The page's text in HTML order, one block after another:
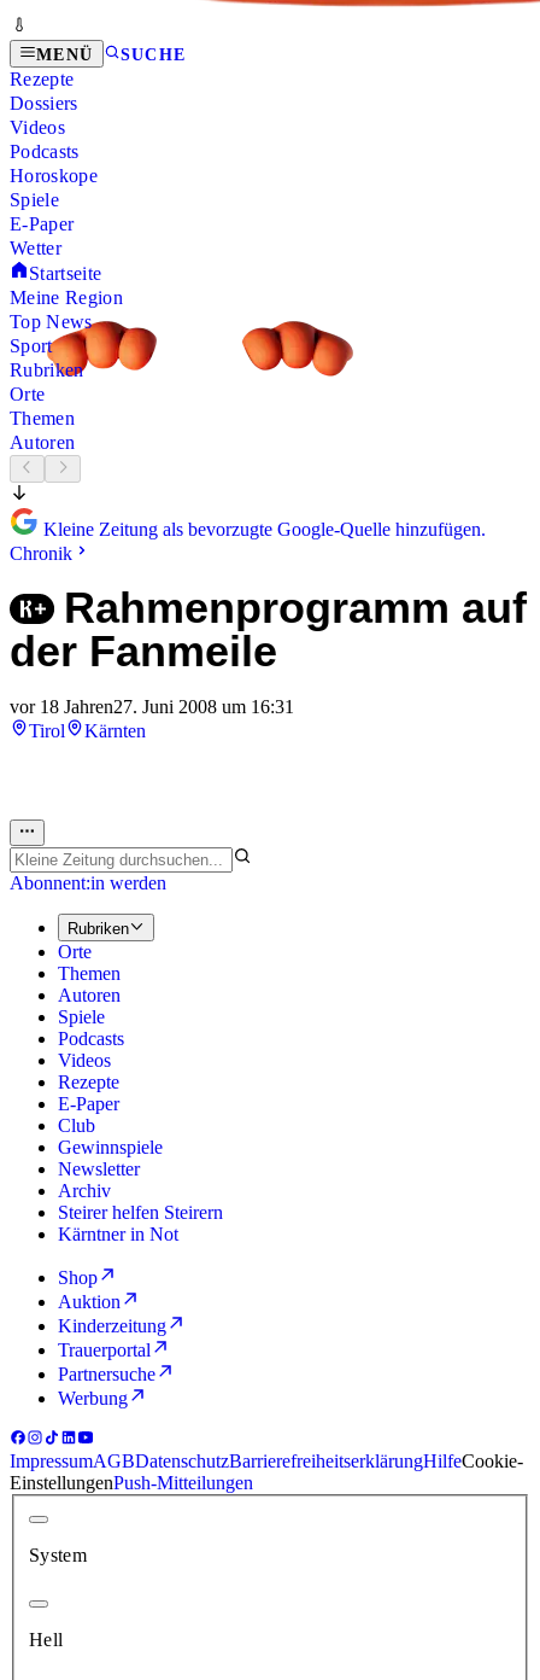
MENÜ SUCHE
Rezepte
Dossiers
Videos
Podcasts
Horoskope
Spiele
E-Paper
Wetter
Startseite
Meine Region
Top News
Sport
Rubriken
Orte
Themen
Autoren
Kleine Zeitung als bevorzugte Google-Quelle hinzufügen.
Chronik
Rahmenprogramm auf
der Fanmeile
vor 18 Jahren27. Juni 2008 um 16:31
Tirol
Kärnten
Abonnent:in werden
Rubriken
Orte
Themen
Autoren
Spiele
Podcasts
Videos
Rezepte
E-Paper
Club
Gewinnspiele
Newsletter
Archiv
Steirer helfen Steirern
Kärntner in Not
Shop
Auktion
Kinderzeitung
Trauerportal
Partnersuche
Werbung
ImpressumAGBDatenschutzBarrierefreiheitserklärungHilfeCookie-
EinstellungenPush-Mitteilungen
System
Hell